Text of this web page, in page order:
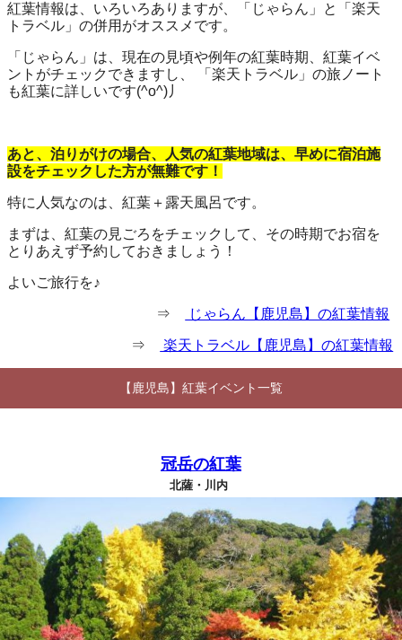
紅葉情報は、いろいろありますが、「じゃらん」と「楽天
トラベル」の併用がオススメです。
「じゃらん」は、現在の見頃や例年の紅葉時期、紅葉イベ
ントがチェックできますし、 「楽天トラベル」の旅ノート
も紅葉に詳しいです(^o^)丿
あと、泊りがけの場合、人気の紅葉地域は、早めに宿泊施
設をチェックした方が無難です！
特に人気なのは、紅葉＋露天風呂です。
まずは、紅葉の見ごろをチェックして、その時期でお宿を
とりあえず予約しておきましょう！
よいご旅行を♪
⇒ じゃらん【鹿児島】の紅葉情報
⇒ 楽天トラベル【鹿児島】の紅葉情報
【鹿児島】紅葉イベント一覧
冠岳の紅葉
北薩・川内